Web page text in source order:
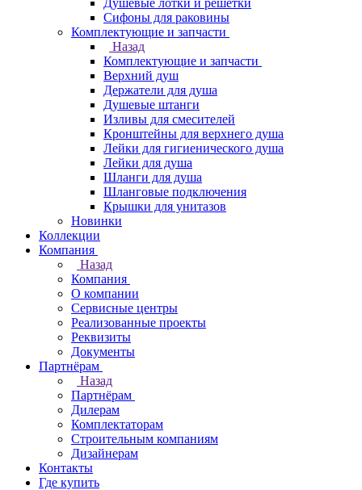
Душевые лотки и решётки
Сифоны для раковины
Комплектующие и запчасти
Назад
Комплектующие и запчасти
Верхний душ
Держатели для душа
Душевые штанги
Изливы для смесителей
Кронштейны для верхнего душа
Лейки для гигиенического душа
Лейки для душа
Шланги для душа
Шланговые подключения
Крышки для унитазов
Новинки
Коллекции
Компания
Назад
Компания
О компании
Сервисные центры
Реализованные проекты
Реквизиты
Документы
Партнёрам
Назад
Партнёрам
Дилерам
Комплектаторам
Строительным компаниям
Дизайнерам
Контакты
Где купить